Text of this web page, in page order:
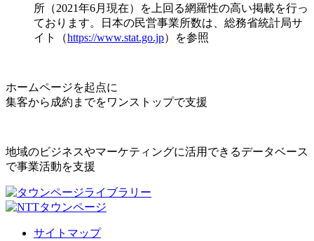
所（2021年6月現在）を上回る網羅性の高い掲載を行っ
ております。日本の民営事業所数は、総務省統計局サ
イト（https://www.stat.go.jp）を参照
ホームページを起点に
集客から成約までをワンストップで支援
地域のビジネスやマーケティングに活用できるデータベース
で事業活動を支援
サイトマップ